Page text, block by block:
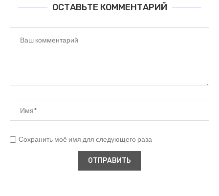
ОСТАВЬТЕ КОММЕНТАРИЙ
Сохранить моё имя для следующего раза